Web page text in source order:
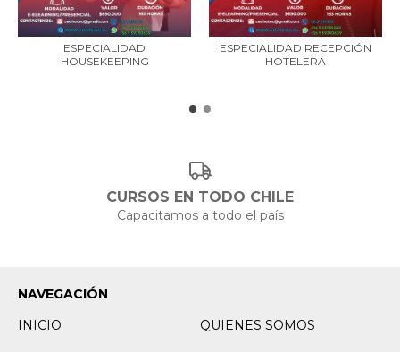
ESPECIALIDAD
HOUSEKEEPING
ESPECIALIDAD RECEPCIÓN
HOTELERA
CURSOS EN TODO CHILE
Capacitamos a todo el país
NAVEGACIÓN
INICIO
QUIENES SOMOS